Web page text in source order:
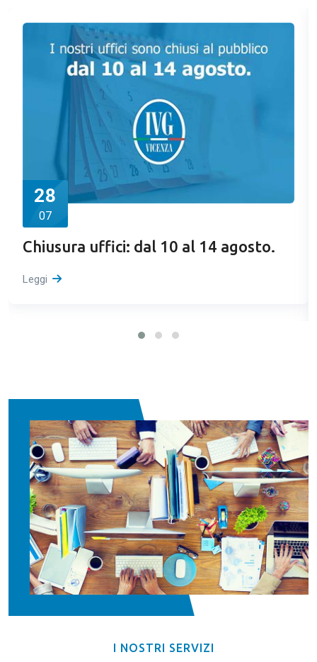
28
07
Chiusura uffici: dal 10 al 14 agosto.
Leggi
I NOSTRI SERVIZI